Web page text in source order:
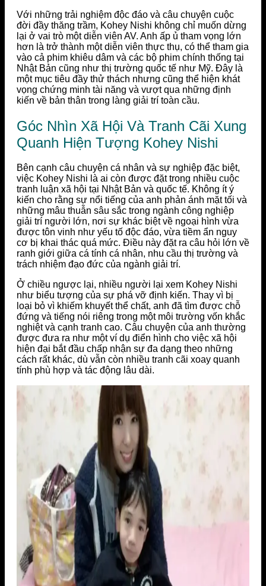
Với những trải nghiệm độc đáo và câu chuyện cuộc
đời đầy thăng trầm, Kohey Nishi không chỉ muốn dừng
lại ở vai trò một diễn viên AV. Anh ấp ủ tham vọng lớn
hơn là trở thành một diễn viên thực thụ, có thể tham gia
vào cả phim khiêu dâm và các bộ phim chính thống tại
Nhật Bản cũng như thị trường quốc tế như Mỹ. Đây là
một mục tiêu đầy thử thách nhưng cũng thể hiện khát
vọng chứng minh tài năng và vượt qua những định
kiến về bản thân trong làng giải trí toàn cầu.
Góc Nhìn Xã Hội Và Tranh Cãi Xung
Quanh Hiện Tượng Kohey Nishi
Bên cạnh câu chuyện cá nhân và sự nghiệp đặc biệt,
việc Kohey Nishi là ai còn được đặt trong nhiều cuộc
tranh luận xã hội tại Nhật Bản và quốc tế. Không ít ý
kiến cho rằng sự nổi tiếng của anh phản ánh mặt tối và
những mâu thuẫn sâu sắc trong ngành công nghiệp
giải trí người lớn, nơi sự khác biệt về ngoại hình vừa
được tôn vinh như yếu tố độc đáo, vừa tiềm ẩn nguy
cơ bị khai thác quá mức. Điều này đặt ra câu hỏi lớn về
ranh giới giữa cá tính cá nhân, nhu cầu thị trường và
trách nhiệm đạo đức của ngành giải trí.
Ở chiều ngược lại, nhiều người lại xem Kohey Nishi
như biểu tượng của sự phá vỡ định kiến. Thay vì bị
loại bỏ vì khiếm khuyết thể chất, anh đã tìm được chỗ
đứng và tiếng nói riêng trong một môi trường vốn khắc
nghiệt và cạnh tranh cao. Câu chuyện của anh thường
được đưa ra như một ví dụ điển hình cho việc xã hội
hiện đại bắt đầu chấp nhận sự đa dạng theo những
cách rất khác, dù vẫn còn nhiều tranh cãi xoay quanh
tính phù hợp và tác động lâu dài.